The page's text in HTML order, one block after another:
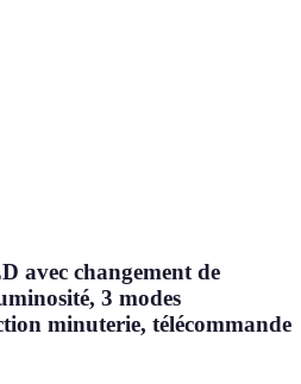
avec changement de
3 modes
minuterie, télécommande